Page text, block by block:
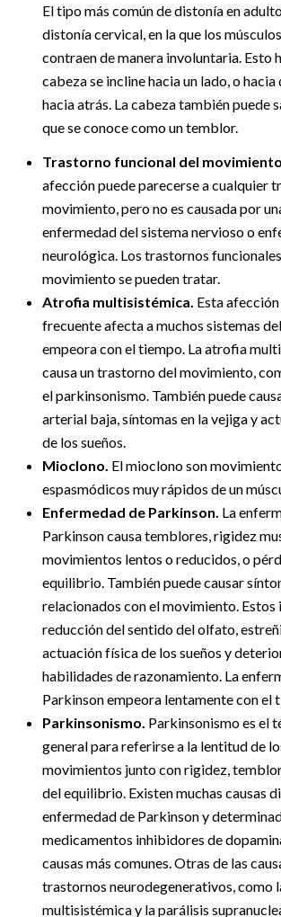
El tipo más común de distonía en
distonía cervical, en la que los
contraen de manera involuntaria. Esto
cabeza se incline hacia un lado, o hacia
hacia atrás. La cabeza también puede
que se conoce como un temblor.
Trastorno funcional del
afección puede parecerse a cualquier
movimiento, pero no es causada por
enfermedad del sistema nervioso o
neurológica. Los trastornos
movimiento se pueden tratar.
Atrofia multisistémica. Esta
frecuente afecta a muchos sistemas
empeora con el tiempo. La atrofia
causa un trastorno del movimiento,
el parkinsonismo. También puede
arterial baja, síntomas en la vejiga y
de los sueños.
Mioclono. El mioclono son
espasmódicos muy rápidos de un
Enfermedad de Parkinson. La
Parkinson causa temblores, rigidez
movimientos lentos o reducidos, o
equilibrio. También puede causar
relacionados con el movimiento. Estos
reducción del sentido del olfato,
actuación física de los sueños y
habilidades de razonamiento. La
Parkinson empeora lentamente con el
Parkinsonismo. Parkinsonismo es el
general para referirse a la lentitud de
movimientos junto con rigidez,
del equilibrio. Existen muchas causas
enfermedad de Parkinson y
medicamentos inhibidores de
causas más comunes. Otras de las
trastornos neurodegenerativos, como
multisistémica y la parálisis